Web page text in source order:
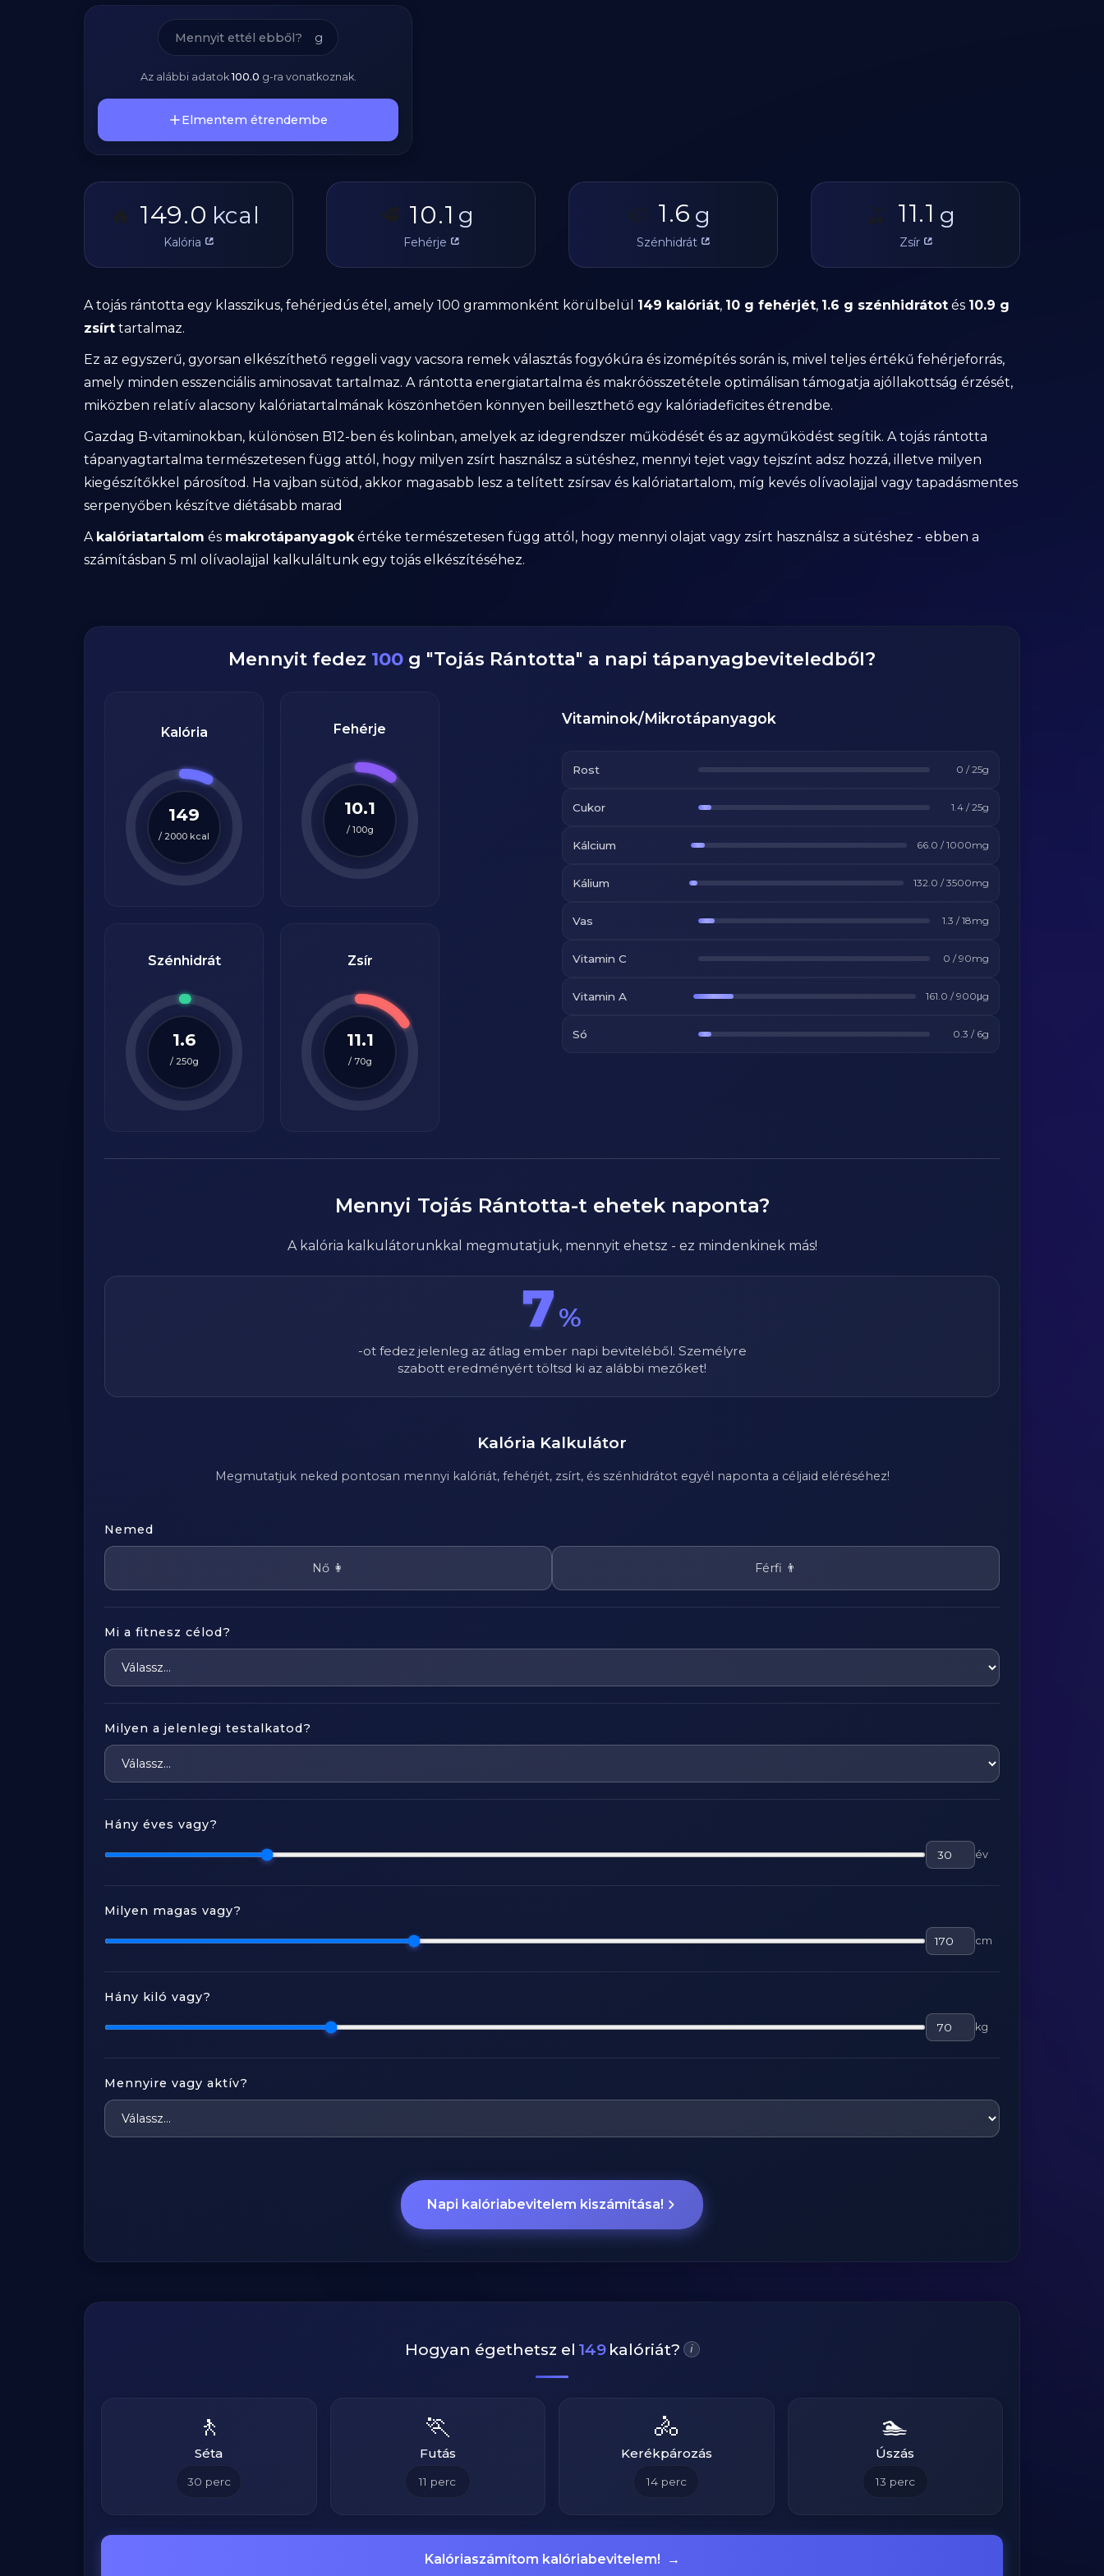
g
Az alábbi adatok100.0 g-ra vonatkoznak.
Elmentem étrendembe
🔥 149.0 kcal
Kalória
🥩 10.1 g
Fehérje
🥔 1.6 g
Szénhidrát
🫒 11.1 g
Zsír
A tojás rántotta egy klasszikus, fehérjedús étel, amely 100 grammonként körülbelül 149 kalóriát, 10 g fehérjét, 1.6 g szénhidrátot és 10.9 g
zsírt tartalmaz.
Ez az egyszerű, gyorsan elkészíthető reggeli vagy vacsora remek választás fogyókúra és izomépítés során is, mivel teljes értékű fehérjeforrás,
amely minden esszenciális aminosavat tartalmaz. A rántotta energiatartalma és makróösszetétele optimálisan támogatja ajóllakottság érzését,
miközben relatív alacsony kalóriatartalmának köszönhetően könnyen beilleszthető egy kalóriadeficites étrendbe.
Gazdag B-vitaminokban, különösen B12-ben és kolinban, amelyek az idegrendszer működését és az agyműködést segítik. A tojás rántotta
tápanyagtartalma természetesen függ attól, hogy milyen zsírt használsz a sütéshez, mennyi tejet vagy tejszínt adsz hozzá, illetve milyen
kiegészítőkkel párosítod. Ha vajban sütöd, akkor magasabb lesz a telített zsírsav és kalóriatartalom, míg kevés olívaolajjal vagy tapadásmentes
serpenyőben készítve diétásabb marad
A kalóriatartalom és makrotápanyagok értéke természetesen függ attól, hogy mennyi olajat vagy zsírt használsz a sütéshez - ebben a
számításban 5 ml olívaolajjal kalkuláltunk egy tojás elkészítéséhez.
Mennyit fedez 100 g "Tojás Rántotta" a napi tápanyagbeviteledből?
Kalória
149
/ 2000 kcal
Fehérje
10.1
/100g
Szénhidrát
1.6
/ 250g
Zsír
11.1
/70g
Vitaminok/Mikrotápanyagok
Rost 0 /25g
Cukor 1.4 /25g
Kálcium 66.0 /1000mg
Kálium 132.0 /3500mg
Vas 1.3 /18mg
Vitamin C 0 /90mg
Vitamin A 161.0 /900μg
Só 0.3 / 6g
Mennyi Tojás Rántotta-t ehetek naponta?
A kalória kalkulátorunkkal megmutatjuk, mennyit ehetsz - ez mindenkinek más!
7%
-ot fedez jelenleg az átlag ember napi beviteléből. Személyre
szabott eredményért töltsd ki az alábbi mezőket!
Kalória Kalkulátor
Megmutatjuk neked pontosan mennyi kalóriát, fehérjét, zsírt, és szénhidrátot egyél naponta a céljaid eléréséhez!
Nemed
Nő 👩 Férfi 👨
Mi a fitnesz célod?
Milyen a jelenlegi testalkatod?
Hány éves vagy?
év
Milyen magas vagy?
cm
Hány kiló vagy?
kg
Mennyire vagy aktív?
Napi kalóriabevitelem kiszámítása!
Hogyan égethetsz el 149 kalóriát? i
🚶
Séta
30 perc
🏃
Futás
11 perc
🚴
Kerékpározás
14perc
🏊
Úszás
13 perc
Kalóriaszámítom kalóriabevitelem! →